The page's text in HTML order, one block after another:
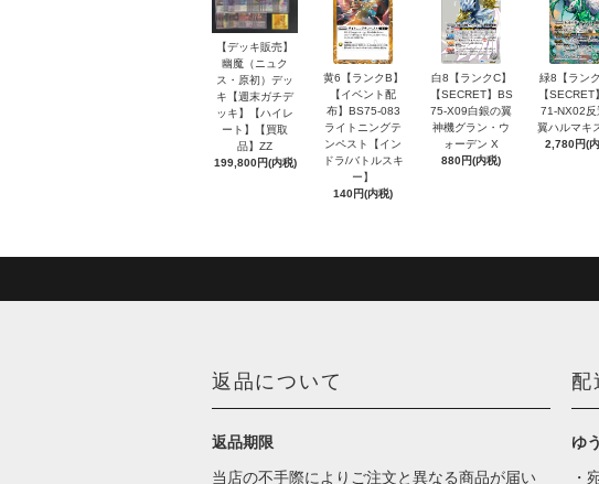
【デッキ販売】
幽魔（ニュク
ス・原初）デッ
キ【週末ガチデ
ッキ】【ハイレ
ート】【買取
品】ZZ
199,800円(内税)
黄6【ランクB】
【イベント配
布】BS75-083
ライトニングテ
ンペスト【イン
ドラ/バトルスキ
ー】
140円(内税)
白8【ランクC】
【SECRET】BS
75-X09白銀の翼
神機グラン・ウ
ォーデン X
880円(内税)
緑8【ランク
【SECRET
71-NX02反
翼ハルマキ
2,780円(
返品について
返品期限
当店の不手際によりご注文と異なる商品が届い
配
ゆ
・